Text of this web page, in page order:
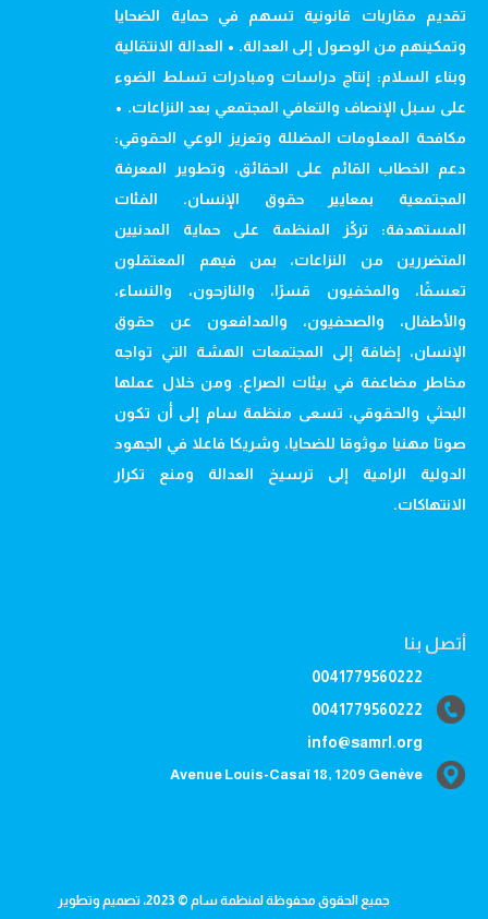
تقديم مقاربات قانونية تسهم في حماية الضحايا
وتمكينهم من الوصول إلى العدالة. • العدالة الانتقالية
وبناء السلام: إنتاج دراسات ومبادرات تسلط الضوء
على سبل الإنصاف والتعافي المجتمعي بعد النزاعات. •
مكافحة المعلومات المضللة وتعزيز الوعي الحقوقي:
دعم الخطاب القائم على الحقائق، وتطوير المعرفة
المجتمعية بمعايير حقوق الإنسان. الفئات
المستهدفة: تركّز المنظمة على حماية المدنيين
المتضررين من النزاعات، بمن فيهم المعتقلون
تعسفًا، والمخفيون قسرًا، والنازحون، والنساء،
والأطفال، والصحفيون، والمدافعون عن حقوق
الإنسان، إضافة إلى المجتمعات الهشة التي تواجه
مخاطر مضاعفة في بيئات الصراع. ومن خلال عملها
البحثي والحقوقي، تسعى منظمة سام إلى أن تكون
صوتا مهنيا موثوقا للضحايا، وشريكا فاعلا في الجهود
الدولية الرامية إلى ترسيخ العدالة ومنع تكرار
الانتهاكات.
أتصل بنا
0041779560222
0041779560222
info@samrl.org
Avenue Louis-Casaï 18, 1209 Genève
جميع الحقوق محفوظة لمنظمة سام © 2023، تصميم وتطوير